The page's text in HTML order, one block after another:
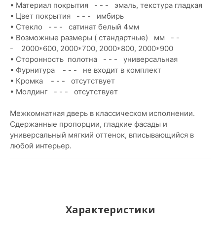
• Материал покрытия - - - эмаль, текстура гладкая
• Цвет покрытия - - - имбирь
• Стекло - - - сатинат белый 4мм
• Возможные размеры ( стандартные) мм - -
- 2000*600, 2000*700, 2000*800, 2000*900
• Сторонность полотна - - - универсальная
• Фурнитура - - - не входит в комплект
• Кромка - - - отсутствует
• Молдинг - - - отсутствует
Межкомнатная дверь в классическом исполнении.
Сдержанные пропорции, гладкие фасады и
универсальный мягкий оттенок, вписывающийся в
любой интерьер.
Характеристики